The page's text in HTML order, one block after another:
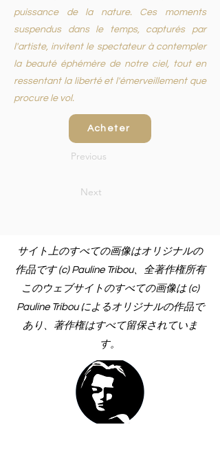
puissance de la nature. Ces moments
suspendus dans le temps, capturés par
l'artiste, invitent le spectateur à contempler
la beauté éphémère de notre ciel, tout en
ressentant la liberté et l'émerveillement que
procure le vol.
Acheter
Previous
Next
サイト上のすべての画像はオリジナルの
作品です (c) Pauline Tribou、全著作権所有
このウェブサイトのすべての画像は (c)
Pauline Tribou によるオリジナルの作品で
あり、著作権はすべて留保されていま
す。